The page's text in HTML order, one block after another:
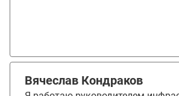
Вячеслав Кондраков